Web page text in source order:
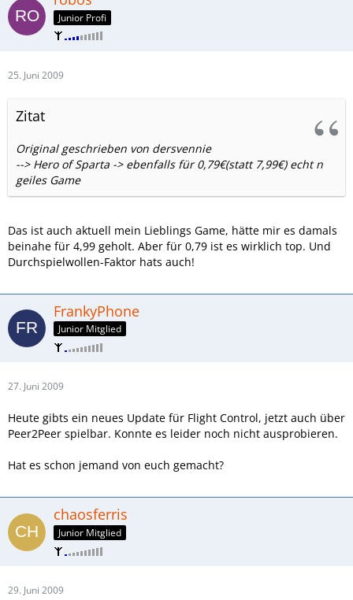
Junior Profi
25. Juni 2009
Zitat
Original geschrieben von dersvennie
--> Hero of Sparta -> ebenfalls für 0,79€(statt 7,99€) echt n
geiles Game
Das ist auch aktuell mein Lieblings Game, hätte mir es damals
beinahe für 4,99 geholt. Aber für 0,79 ist es wirklich top. Und
Durchspielwollen-Faktor hats auch!
FrankyPhone
Junior Mitglied
27. Juni 2009
Heute gibts ein neues Update für Flight Control, jetzt auch über
Peer2Peer spielbar. Konnte es leider noch nicht ausprobieren.
Hat es schon jemand von euch gemacht?
chaosferris
Junior Mitglied
29. Juni 2009